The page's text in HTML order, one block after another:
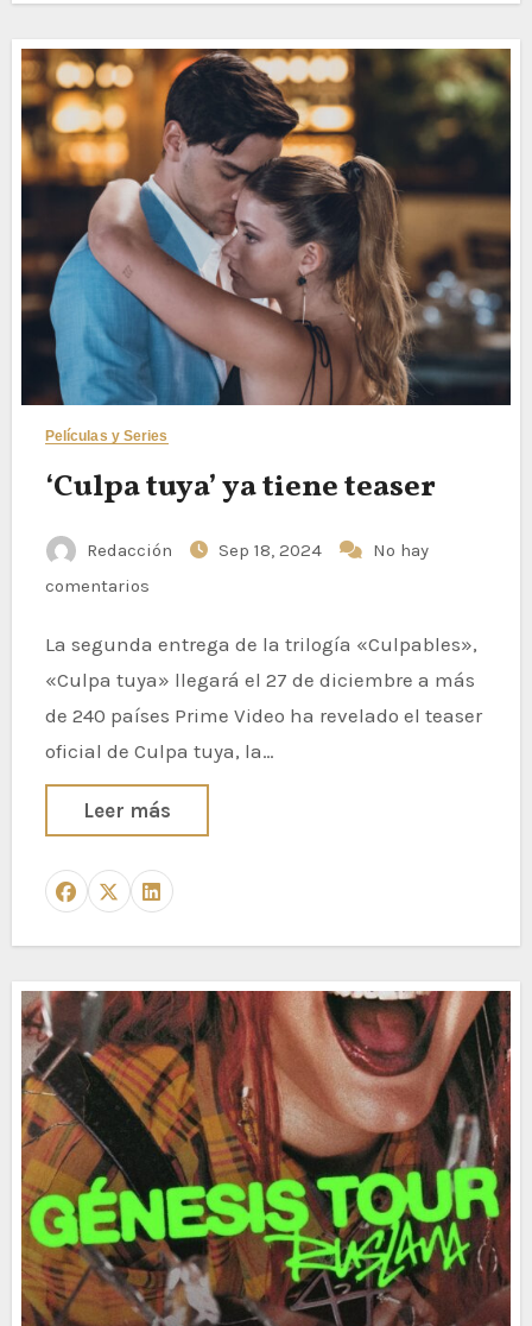
Películas y Series
‘Culpa tuya’ ya tiene teaser
Redacción Sep 18, 2024
No hay
comentarios
La segunda entrega de la trilogía «Culpables»,
«Culpa tuya» llegará el 27 de diciembre a más
de 240 países Prime Video ha revelado el teaser
oficial de Culpa tuya, la…
Leer más